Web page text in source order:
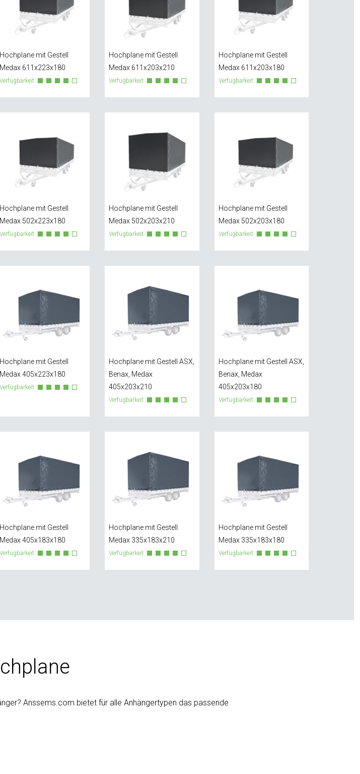
Hochplane mit Gestell
Medax 611x223x180
Verfügbarkeit:
Hochplane mit Gestell
Medax 611x203x210
Verfügbarkeit:
Hochplane mit Gestell
Medax 611x203x180
Verfügbarkeit:
Hochplane mit Gestell
Medax 502x223x180
Verfügbarkeit:
Hochplane mit Gestell
Medax 502x203x210
Verfügbarkeit:
Hochplane mit Gestell
Medax 502x203x180
Verfügbarkeit:
Hochplane mit Gestell
Medax 405x223x180
Verfügbarkeit:
Hochplane mit Gestell ASX,
Benax, Medax
405x203x210
Verfügbarkeit:
Hochplane mit Gestell ASX,
Benax, Medax
405x203x180
Verfügbarkeit:
Hochplane mit Gestell
Medax 405x183x180
Verfügbarkeit:
Hochplane mit Gestell
Medax 335x183x210
Verfügbarkeit:
Hochplane mit Gestell
Medax 335x183x180
Verfügbarkeit:
Anssems.com bietet für alle Anhängertypen das passende